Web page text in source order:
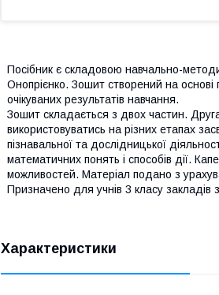
Посібник є складовою навчально-
Онопрієнко. Зошит створений на
очікуваних результатів навчання.
Зошит складається з двох частин.
використовуватись на різних етапах
пізнавальної та дослідницької
математичних понять і способів дії.
можливостей. Матеріал подано з
Призначено для учнів 3 класу закладів
Характеристики